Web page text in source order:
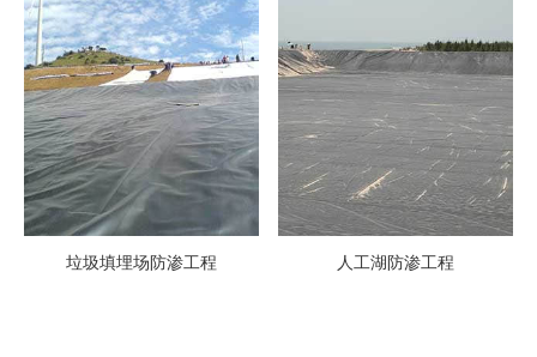
垃圾填埋场防渗工程 人工湖防渗工程